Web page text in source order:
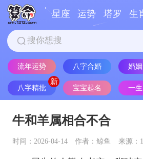
星座 运势 塔罗 生
流年运势 八字合婚 婚
八字精批 宝宝起名 一
牛和羊属相合不合
时间：2026-04-14 作者：鲸鱼 来源：